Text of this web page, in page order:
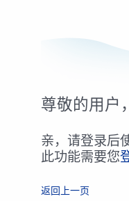
尊敬的用户
亲，请登录后
此功能需要您
返回上一页